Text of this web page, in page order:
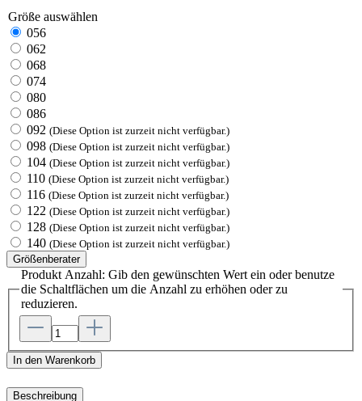
Größe auswählen
056
062
068
074
080
086
092 (Diese Option ist zurzeit nicht verfügbar.)
098 (Diese Option ist zurzeit nicht verfügbar.)
104 (Diese Option ist zurzeit nicht verfügbar.)
110 (Diese Option ist zurzeit nicht verfügbar.)
116 (Diese Option ist zurzeit nicht verfügbar.)
122 (Diese Option ist zurzeit nicht verfügbar.)
128 (Diese Option ist zurzeit nicht verfügbar.)
140 (Diese Option ist zurzeit nicht verfügbar.)
Größenberater
Produkt Anzahl: Gib den gewünschten Wert ein oder benutze
die Schaltflächen um die Anzahl zu erhöhen oder zu
reduzieren.
In den Warenkorb
Beschreibung